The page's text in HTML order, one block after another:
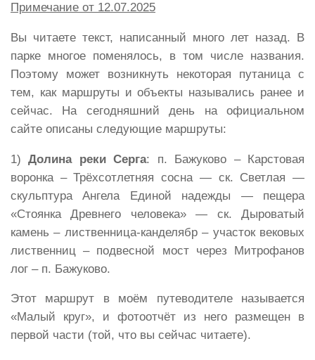
Примечание от 12.07.2025
Вы читаете текст, написанный много лет назад. В
парке многое поменялось, в том числе названия.
Поэтому может возникнуть некоторая путаница с
тем, как маршруты и объекты назывались ранее и
сейчас. На сегодняшний день на официальном
сайте описаны следующие маршруты:
1)Долина реки Серга: п. Бажуково – Карстовая
воронка – Трёхсотлетняя сосна — ск. Светлая —
скульптура Ангела Единой надежды — пещера
«Стоянка Древнего человека» — ск. Дыроватый
камень – лиственница-канделябр – участок вековых
лиственниц – подвесной мост через Митрофанов
лог – п. Бажуково.
Этот маршрут в моём путеводителе называется
«Малый круг», и фотоотчёт из него размещен в
первой части (той, что вы сейчас читаете).